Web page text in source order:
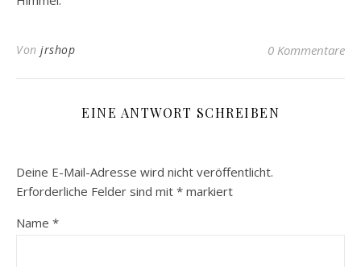
Von jrshop 0 Kommentare
EINE ANTWORT SCHREIBEN
Deine E-Mail-Adresse wird nicht veröffentlicht.
Erforderliche Felder sind mit * markiert
Name *